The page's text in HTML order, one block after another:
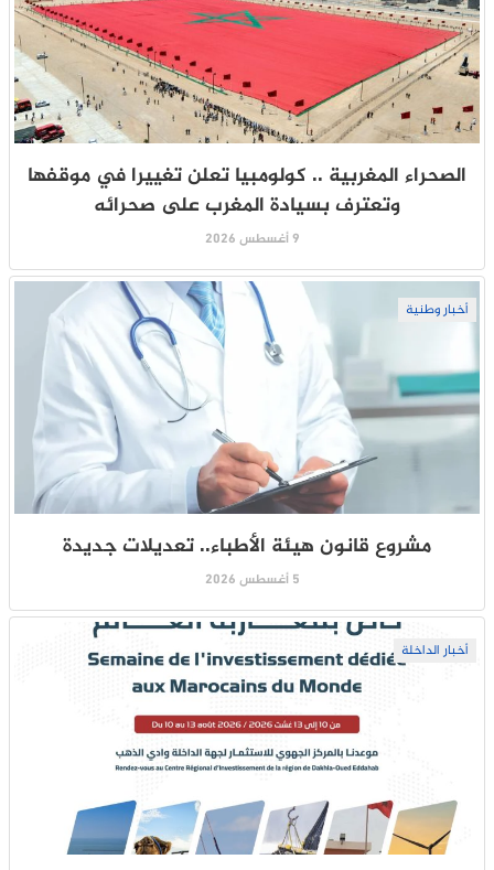
الصحراء المغربية .. كولومبيا تعلن تغييرا في موقفها
وتعترف بسيادة المغرب على صحرائه
9 أغسطس 2026
أخبار وطنية
مشروع قانون هيئة الأطباء.. تعديلات جديدة
5 أغسطس 2026
أخبار الداخلة